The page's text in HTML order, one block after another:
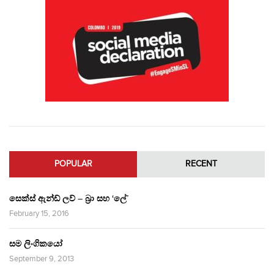
POPULAR RECENT
සෙක්ස් ඇන්ඩ් ලව් – බ්‍රා සහ ‘ලේ’
February 15, 2016
සම ලිංගිකයෝ
September 9, 2013